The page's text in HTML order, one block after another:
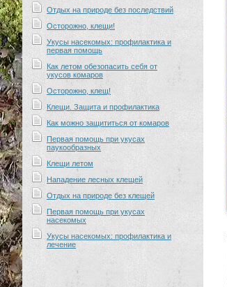
Отдых на природе без последствий
Осторожно, клещи!
Укусы насекомых: профилактика и
первая помощь
Как летом обезопасить себя от
укусов комаров
Осторожно, клещ!
Клещи. Защита и профилактика
Как можно защититься от комаров
Первая помощь при укусах
паукообразных
Клещи летом
Нападение лесных клещей
Отдых на природе без клещей
Первая помощь при укусах
насекомых
Укусы насекомых: профилактика и
лечение